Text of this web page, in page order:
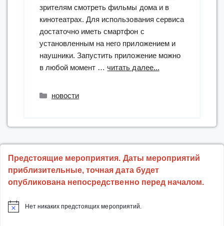
зрителям смотреть фильмы дома и в
кинотеатрах. Для использования сервиса
достаточно иметь смартфон с
установленным на него приложением и
наушники. Запустить приложение можно
в любой момент …читать далее...
социальным
Russian
Awards”
Рубрики
новости
Предстоящие мероприятия. Даты мероприятий
приблизительные, точная дата будет
опубликована непосредственно перед началом.
Нет никаких предстоящих мероприятий.